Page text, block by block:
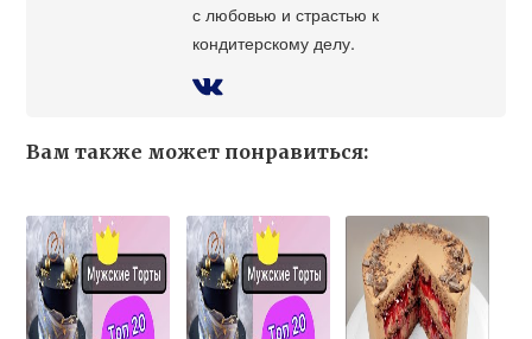
с любовью и страстью к
кондитерскому делу.
Вам также может понравиться: